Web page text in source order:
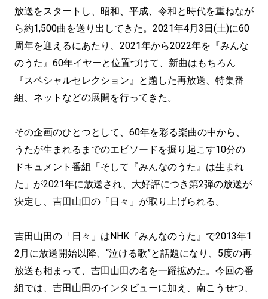
放送をスタートし、昭和、平成、令和と時代を重ねなが
ら約1,500曲を送り出してきた。2021年4月3日(土)に60
周年を迎えるにあたり、2021年から2022年を『みんな
のうた』60年イヤーと位置づけて、新曲はもちろん
『スペシャルセレクション』と題した再放送、特集番
組、ネットなどの展開を行ってきた。
その企画のひとつとして、60年を彩る楽曲の中から、
うたが生まれるまでのエピソードを掘り起こす10分の
ドキュメント番組「そして『みんなのうた』は生まれ
た」が2021年に放送され、大好評につき第2弾の放送が
決定し、吉田山田の「日々」が取り上げられる。
吉田山田の「日々」はNHK『みんなのうた』で2013年1
2月に放送開始以降、“泣ける歌”と話題になり、5度の再
放送も相まって、吉田山田の名を一躍拡めた。今回の番
組では、吉田山田のインタビューに加え、南こうせつ、